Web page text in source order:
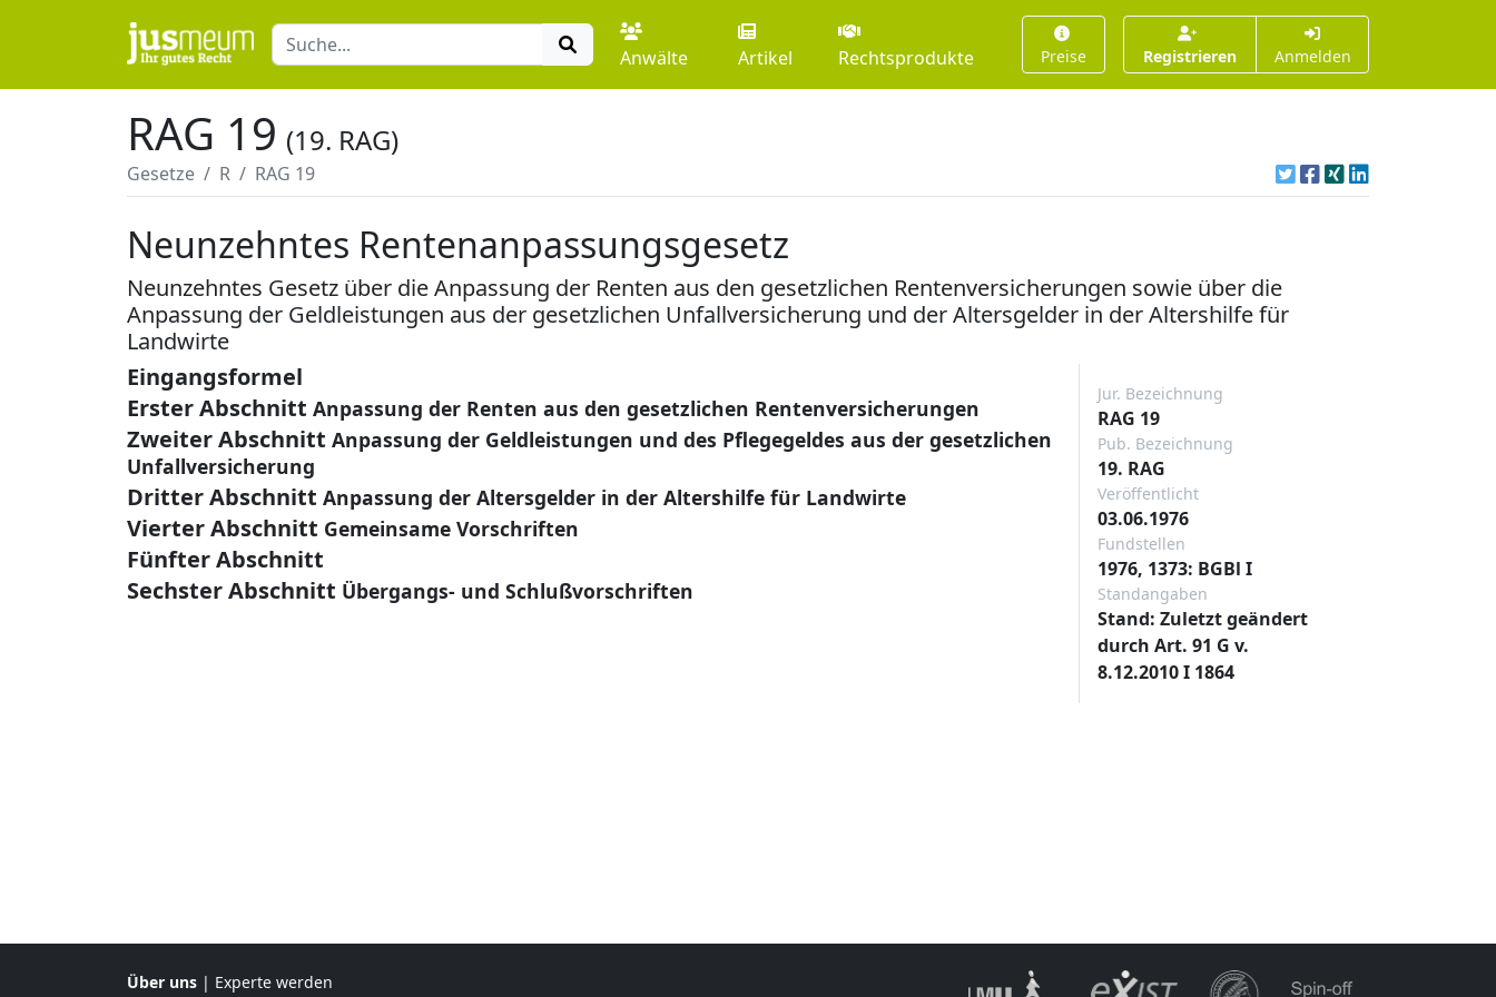
Anwälte Artikel Rechtsprodukte Preise Registrieren Anmelden
RAG 19 (19. RAG)
Gesetze R RAG 19
Neunzehntes Rentenanpassungsgesetz
Neunzehntes Gesetz über die Anpassung der Renten aus den gesetzlichen Rentenversicherungen sowie über die
Anpassung der Geldleistungen aus der gesetzlichen Unfallversicherung und der Altersgelder in der Altershilfe für
Landwirte
Eingangsformel
Erster Abschnitt Anpassung der Renten aus den gesetzlichen Rentenversicherungen
Zweiter Abschnitt Anpassung der Geldleistungen und des Pflegegeldes aus der gesetzlichen
Unfallversicherung
Dritter Abschnitt Anpassung der Altersgelder in der Altershilfe für Landwirte
Vierter Abschnitt Gemeinsame Vorschriften
Fünfter Abschnitt
Sechster Abschnitt Übergangs- und Schlußvorschriften
Jur. Bezeichnung
RAG 19
Pub. Bezeichnung
19. RAG
Veröffentlicht
03.06.1976
Fundstellen
1976, 1373: BGBl I
Standangaben
Stand: Zuletzt geändert
durch Art. 91 G v.
8.12.2010 I 1864
Über uns | Experte werden